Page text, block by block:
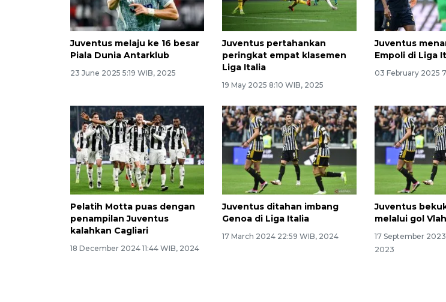
Juventus melaju ke 16 besar
Piala Dunia Antarklub
23 June 2025 5:19 WIB, 2025
Juventus pertahankan
peringkat empat klasemen
Liga Italia
19 May 2025 8:10 WIB, 2025
Juventus
Empoli di Liga
03 February 2025
Pelatih Motta puas dengan
penampilan Juventus
kalahkan Cagliari
18 December 2024 11:44 WIB, 2024
Juventus ditahan imbang
Genoa di Liga Italia
17 March 2024 22:59 WIB, 2024
Juventus
melalui gol
17 September
2023